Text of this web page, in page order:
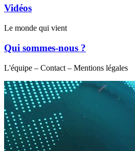
Vidéos
Le monde qui vient
Qui sommes-nous ?
L'équipe – Contact – Mentions légales